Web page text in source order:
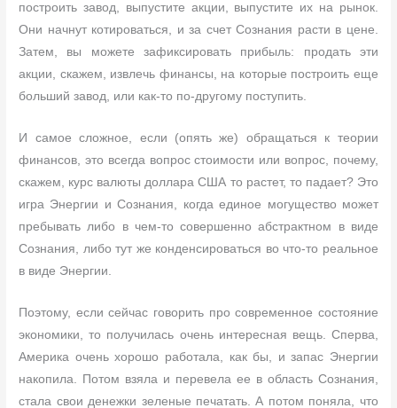
построить завод, выпустите акции, выпустите их на рынок.
Они начнут котироваться, и за счет Сознания расти в цене.
Затем, вы можете зафиксировать прибыль: продать эти
акции, скажем, извлечь финансы, на которые построить еще
больший завод, или как-то по-другому поступить.
И самое сложное, если (опять же) обращаться к теории
финансов, это всегда вопрос стоимости или вопрос, почему,
скажем, курс валюты доллара США то растет, то падает? Это
игра Энергии и Сознания, когда единое могущество может
пребывать либо в чем-то совершенно абстрактном в виде
Сознания, либо тут же конденсироваться во что-то реальное
в виде Энергии.
Поэтому, если сейчас говорить про современное состояние
экономики, то получилась очень интересная вещь. Сперва,
Америка очень хорошо работала, как бы, и запас Энергии
накопила. Потом взяла и перевела ее в область Сознания,
стала свои денежки зеленые печатать. А потом поняла, что